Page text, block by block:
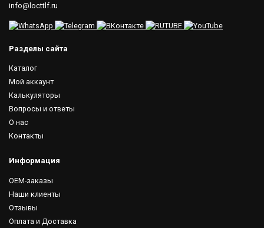
info@locttlf.ru
Разделы сайта
Каталог
Мой аккаунт
Калькуляторы
Вопросы и ответы
О нас
Контакты
Информация
OEM-заказы
Наши клиенты
Отзывы
Оплата и Доставка